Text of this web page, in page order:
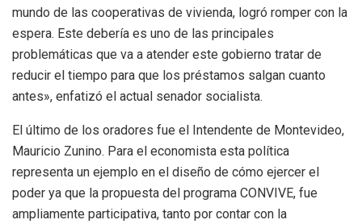
mundo de las cooperativas de vivienda, logró romper con la
espera. Este debería es uno de las principales
problemáticas que va a atender este gobierno tratar de
reducir el tiempo para que los préstamos salgan cuanto
antes», enfatizó el actual senador socialista.
El último de los oradores fue el Intendente de Montevideo,
Mauricio Zunino. Para el economista esta política
representa un ejemplo en el diseño de cómo ejercer el
poder ya que la propuesta del programa CONVIVE, fue
ampliamente participativa, tanto por contar con la